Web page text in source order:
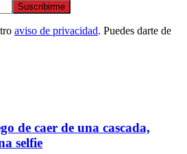
Suscribirme
aviso de privacidad. Puedes darte de
de caer de una cascada,
selfie